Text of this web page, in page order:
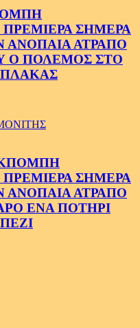
ΣΗΜΕΡΑ
ΑΝΟΠΑΙΑ ΑΤΡΑΠΟ
Ο ΠΟΛΕΜΟΣ ΣΤΟ
ΠΛΑΚΑΣ
ΣΗΜΕΡΑ
ΑΝΟΠΑΙΑ ΑΤΡΑΠΟ
ΕΝΑ ΠΟΤΗΡΙ